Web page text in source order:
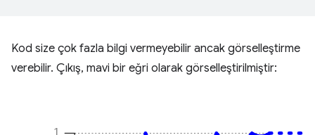
Kod size çok fazla bilgi vermeyebilir ancak görselleştirme
verebilir. Çıkış, mavi bir eğri olarak görselleştirilmiştir: